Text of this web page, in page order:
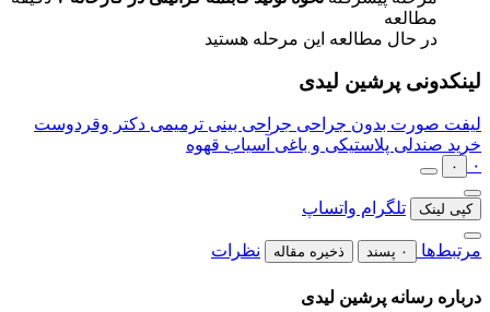
مطالعه
در حال مطالعه این مرحله هستید
لینکدونی پرشین لیدی
لیفت صورت بدون جراحی جراحی بینی ترمیمی دکتر وقردوست
خرید صندلی پلاستیکی و باغی آسیاب قهوه
۰
۰
کپی لینک تلگرام واتساپ
مرتبط‌ها ۰ پسند ذخیره مقاله نظرات
درباره رسانه پرشین لیدی